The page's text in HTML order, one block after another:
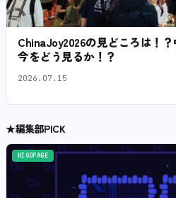
ChinaJoy2026の見どころは！
今をどう見るか！？
2026.07.15
★編集部PICK
HIGOPAGE